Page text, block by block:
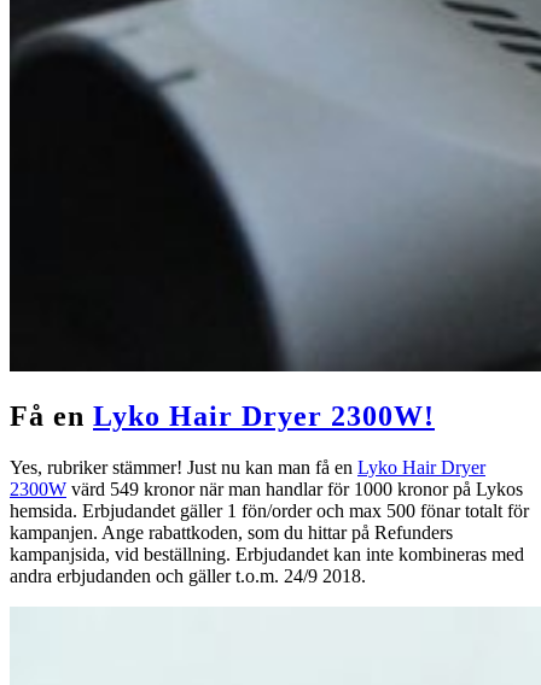
Få en Lyko Hair Dryer 2300W!
Yes, rubriker stämmer! Just nu kan man få en Lyko Hair Dryer
2300W värd 549 kronor när man handlar för 1000 kronor på Lykos
hemsida. Erbjudandet gäller 1 fön/order och max 500 fönar totalt för
kampanjen. Ange rabattkoden, som du hittar på Refunders
kampanjsida, vid beställning. Erbjudandet kan inte kombineras med
andra erbjudanden och gäller t.o.m. 24/9 2018.